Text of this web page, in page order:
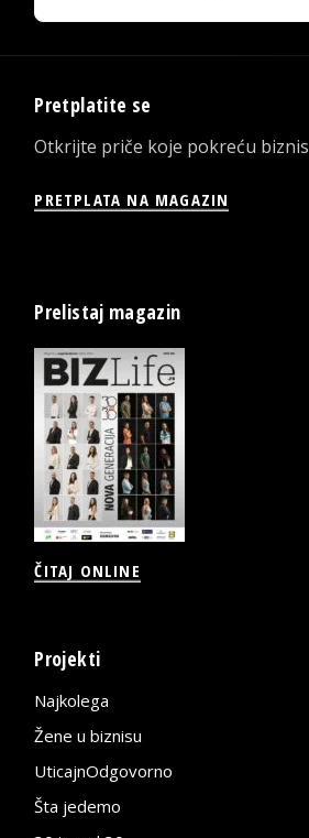
Pretplatite se
Otkrijte priče koje pokreću biznis
PRETPLATA NA MAGAZIN
Prelistaj magazin
ČITAJ ONLINE
Projekti
Najkolega
Žene u biznisu
UticajnOdgovorno
Šta jedemo